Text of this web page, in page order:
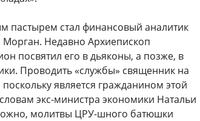
пастырем стал финансовый аналитик
Недавно Архиепископ
посвятил его в дьяконы, а позже, в
Проводить «службы» священник на
является гражданином этой
экс-министра экономики Натальи
молитвы ЦРУ-шного батюшки